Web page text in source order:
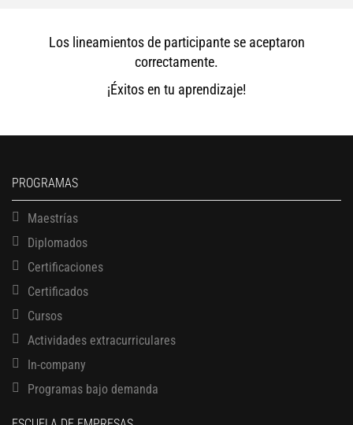
Los lineamientos de participante se aceptaron
correctamente.
¡Éxitos en tu aprendizaje!
PROGRAMAS
Maestrías
Diplomados
Certificaciones
Certificados
Cursos
Actividades extracurriculares
In-company
Programas bajo demanda